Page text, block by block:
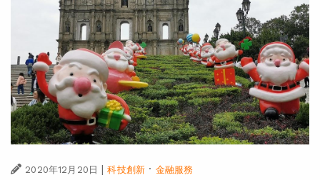
2020年12月20日 | 科技創新 · 金融服務